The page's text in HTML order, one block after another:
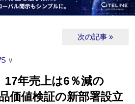
次の記事 »
∨
17年売上は6％減の
価値検証の新部署設立